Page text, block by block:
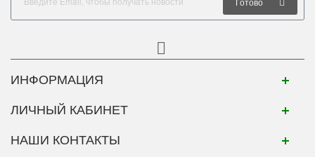
ИНФОРМАЦИЯ
ЛИЧНЫЙ КАБИНЕТ
НАШИ КОНТАКТЫ